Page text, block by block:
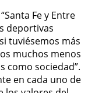
Fe y Entre
deportivas
tuviésemos más
muchos menos
como sociedad”.
en cada uno de